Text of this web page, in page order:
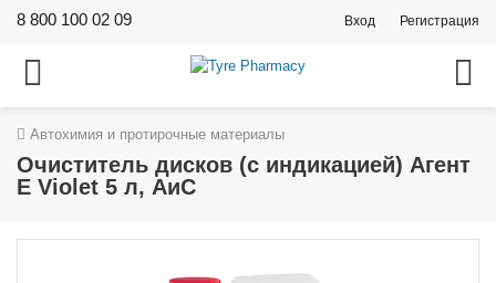
8 800 100 02 09 Вход Регистрация
Автохимия и протирочные материалы
Очиститель дисков (с индикацией) Агент
Е Violet 5 л, АиС